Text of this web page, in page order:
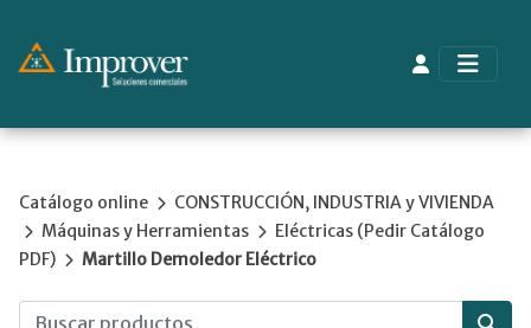
Catálogo online
CONSTRUCCIÓN, INDUSTRIA y VIVIENDA
Máquinas y Herramientas
Eléctricas (Pedir Catálogo
PDF)
Martillo Demoledor Eléctrico